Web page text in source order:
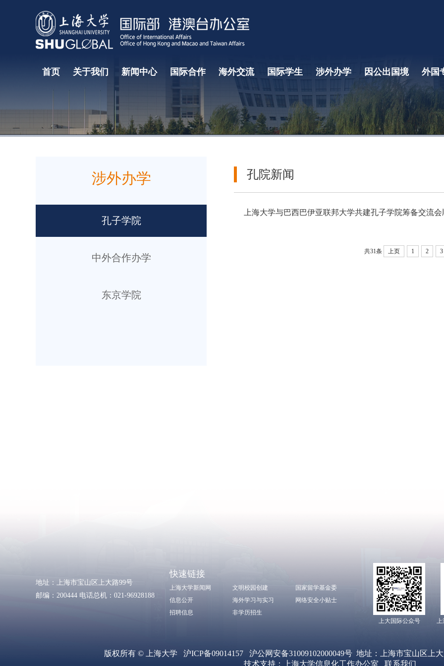
首页 关于我们
部门领导
国际合作处
国际教育学院
国际教育研究中心
国际部大事记
新闻中心 国际合作 海外交流
学生海外学习交流概览
项目申请指南
常用下载
国际学生
国际学生招生
涉外办学
孔子学院
中外合作办学
东京学院
因公出国境 外国
涉外办学
孔子学院
中外合作办学
东京学院
孔院新闻
上海大学与巴西巴伊亚联邦大学共建孔子学院筹备交流
共31条 上页 1 2 3
地址：上海市宝山区上大路99号
邮编：200444 电话总机：021-96928188
快速链接
上海大学新闻网 文明校园创建
国家留学基金委
信息公开
海外学习与实习
网络安全小贴士
招聘信息
非学历招生
上大国际公众号
版权所有 ©上海大学 沪ICP备09014157 沪公网安备31009102000049号地址：上海市宝山区上
技术支持：
上海大学信息化工作办公室 联系我们